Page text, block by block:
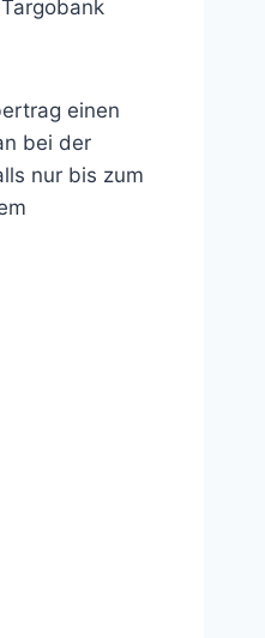
einen
bei der
nur bis zum